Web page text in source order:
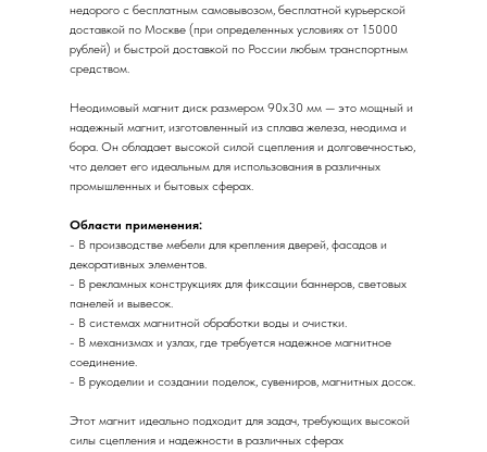
недорого с бесплатным самовывозом, бесплатной курьерской
доставкой по Москве (при определенных условиях от 15000
рублей) и быстрой доставкой по России любым транспортным
средством.
Неодимовый магнит диск размером 90х30 мм — это мощный и
надежный магнит, изготовленный из сплава железа, неодима и
бора. Он обладает высокой силой сцепления и долговечностью,
что делает его идеальным для использования в различных
промышленных и бытовых сферах.
Области применения:
- В производстве мебели для крепления дверей, фасадов и
декоративных элементов.
- В рекламных конструкциях для фиксации баннеров, световых
панелей и вывесок.
- В системах магнитной обработки воды и очистки.
- В механизмах и узлах, где требуется надежное магнитное
соединение.
- В рукоделии и создании поделок, сувениров, магнитных досок.
Этот магнит идеально подходит для задач, требующих высокой
силы сцепления и надежности в различных сферах